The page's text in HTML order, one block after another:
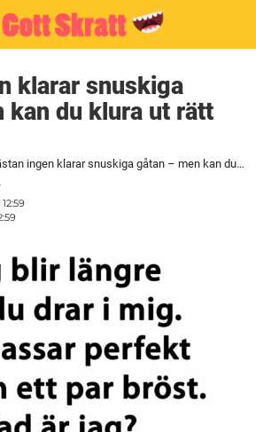
klarar snuskiga
kan du klura ut rätt
Nästan ingen klarar snuskiga gåtan – men kan du klura ut rätt svar?